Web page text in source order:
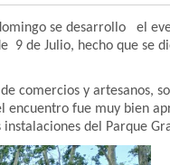
se desarrollo el
9 de Julio, hecho que se
comercios y artesanos,
fue muy bien
del Parque